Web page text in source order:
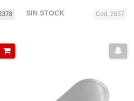
Cod. 2657
SIN STOCK